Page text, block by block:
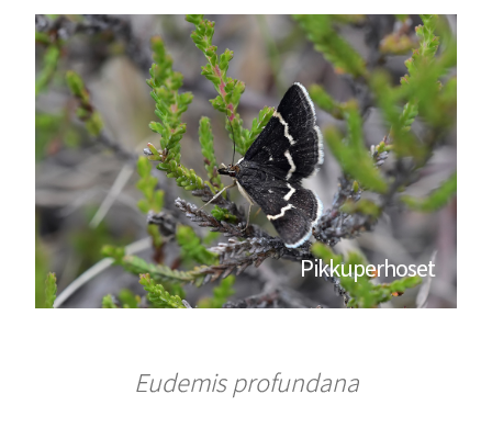
Pikkuperhoset
Eudemis profundana